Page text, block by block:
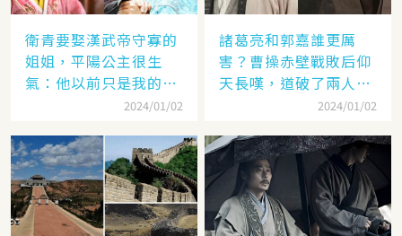
衛青要娶漢武帝守寡的
姐姐，平陽公主很生
氣：他以前只是我的奴
2024/01/02
諸葛亮和郭嘉誰更厲
害？曹操赤壁戰敗后仰
天長嘆，道破了兩人高
2024/01/02